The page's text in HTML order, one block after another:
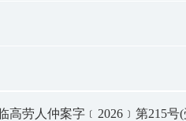
高劳人仲案字﹝2026﹞第215